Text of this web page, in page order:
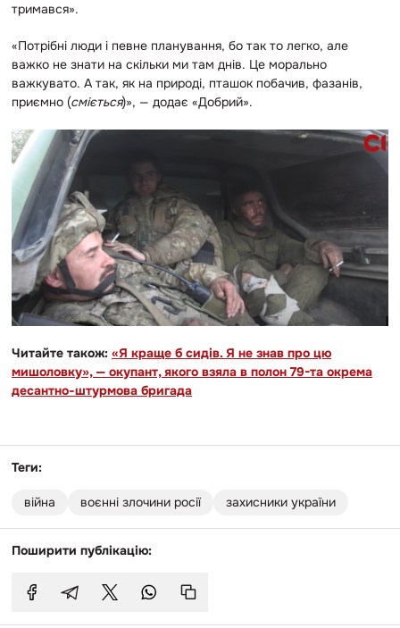
тримався».
«Потрібні люди і певне планування, бо так то легко, але
важко не знати на скільки ми там днів. Це морально
важкувато. А так, як на природі, пташок побачив, фазанів,
приємно (сміється)», — додає «Добрий».
Читайте також: «Я краще б сидів. Я не знав про цю
мишоловку», — окупант, якого взяла в полон 79-та окрема
десантно-штурмова бригада
Теги:
війна воєнні злочини росії захисники україни
Поширити публікацію: